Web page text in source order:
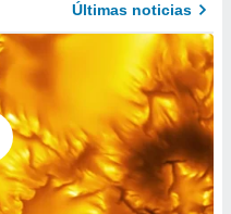
Últimas noticias